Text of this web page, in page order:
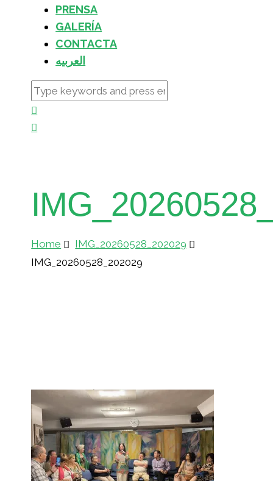
PRENSA
GALERÍA
CONTACTA
العربيه
Home
IMG_20260528_202029
IMG_20260528_202029